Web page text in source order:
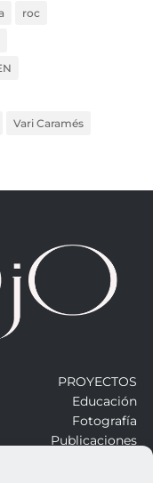
roc
Vari Caramés
PROYECTOS
Educación
Fotografía
Publicaciones